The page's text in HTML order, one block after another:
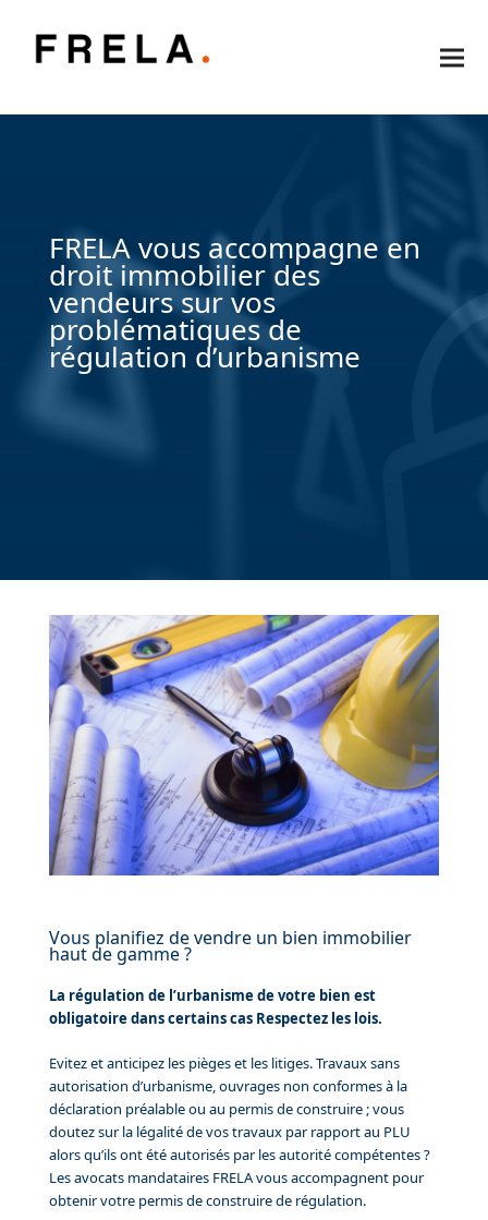
FRELA vous accompagne en
droit immobilier des
vendeurs sur vos
problématiques de
régulation d’urbanisme
Vous planifiez de vendre un bien immobilier
haut de gamme ?
La régulation de l’urbanisme de votre bien est
obligatoire dans certains cas Respectez les lois.
Evitez et anticipez les pièges et les litiges. Travaux sans
autorisation d’urbanisme, ouvrages non conformes à la
déclaration préalable ou au permis de construire ; vous
doutez sur la légalité de vos travaux par rapport au PLU
alors qu’ils ont été autorisés par les autorité compétentes ?
Les avocats mandataires FRELA vous accompagnent pour
obtenir votre permis de construire de régulation.